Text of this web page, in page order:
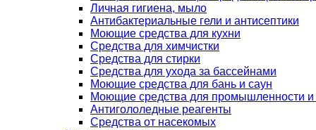
Личная гигиена, мыло
Антибактериальные гели и антисептики
Моющие средства для кухни
Средства для химчистки
Средства для стирки
Средства для ухода за бассейнами
Моющие средства для бань и саун
Моющие средства для промышленности и
Антигололедные реагенты
Средства от насекомых